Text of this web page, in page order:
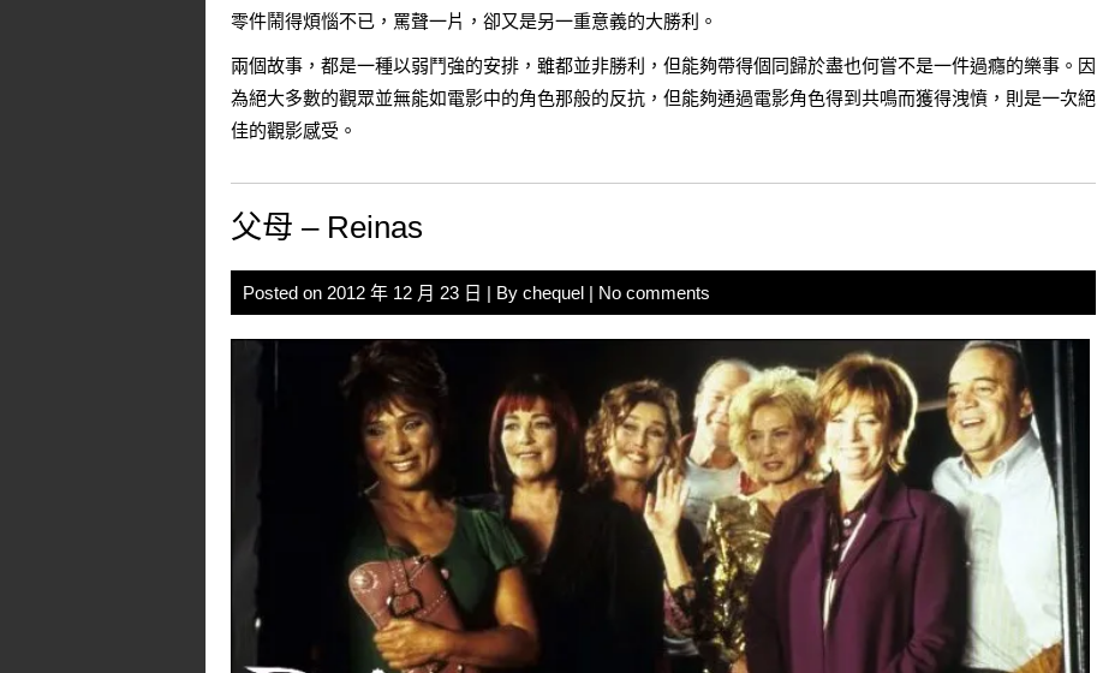
零件鬧得煩惱不已，罵聲一片，卻又是另一重意義的大勝利。
兩個故事，都是一種以弱鬥強的安排，雖都並非勝利，但能夠帶得個同歸於盡也何嘗不是一件過癮的樂事。因
為絕大多數的觀眾並無能如電影中的角色那般的反抗，但能夠通過電影角色得到共鳴而獲得洩憤，則是一次絕
佳的觀影感受。
父母 – Reinas
Posted on 2012 年 12 月 23 日 | By chequel | No comments